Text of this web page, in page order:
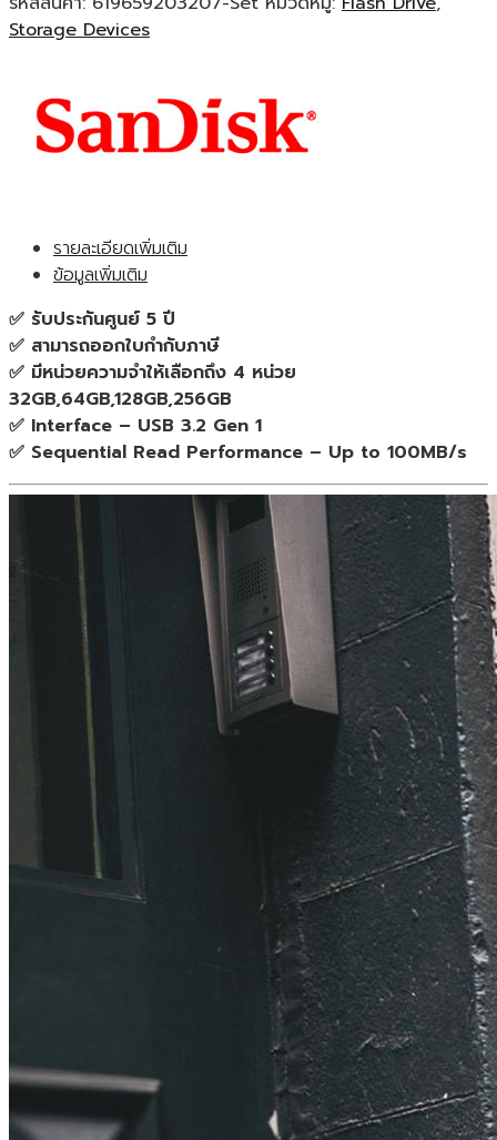
Drive
USB
3.2
Gen
(32,64,128,256GB)
แฟลชไดร์ฟ
ฟ้า
ของ
แท้
ประกัน
ศูนย์
5ปี
ชิ้น
Storage Devices
รายละเอียดเพิ่มเติม
ข้อมูลเพิ่มเติม
✅ รับประกันศูนย์ 5 ปี
✅ สามารถออกใบกำกับภาษี
✅ มีหน่วยความจำให้เลือกถึง 4 หน่วย
32GB,64GB,128GB,256GB
✅ Interface – USB 3.2 Gen 1
✅ Sequential Read Performance – Up to 100MB/s